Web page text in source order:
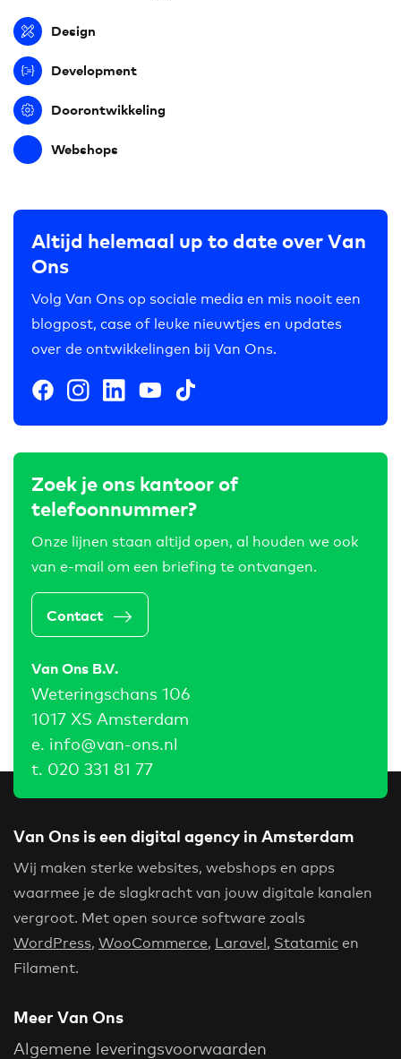
Design
Development
Doorontwikkeling
Webshops
Altijd helemaal up to date over Van
Ons
Volg Van Ons op sociale media en mis nooit een
blogpost, case of leuke nieuwtjes en updates
over de ontwikkelingen bij Van Ons.
Zoek je ons kantoor of
telefoonnummer?
Onze lijnen staan altijd open, al houden we ook
van e-mail om een briefing te ontvangen.
Contact
Van Ons B.V.
Weteringschans 106
1017 XS Amsterdam
e. info@van-ons.nl
t. 020 331 81 77
Van Ons is een digital agency in Amsterdam
Wij maken sterke websites, webshops en apps
waarmee je de slagkracht van jouw digitale kanalen
vergroot. Met open source software zoals
WordPress, WooCommerce, Laravel, Statamic en
Filament.
Meer Van Ons
Algemene leveringsvoorwaarden